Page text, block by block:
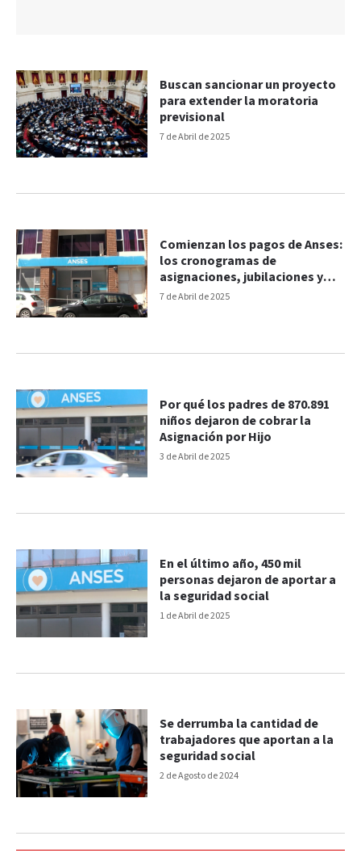
7 de Abril de 2025
Buscan sancionar un proyecto
para extender la moratoria
previsional
7 de Abril de 2025
Comienzan los pagos de Anses:
los cronogramas de
asignaciones, jubilaciones y
AUH
3 de Abril de 2025
Por qué los padres de 870.891
niños dejaron de cobrar la
Asignación por Hijo
1 de Abril de 2025
En el último año, 450 mil
personas dejaron de aportar a
la seguridad social
2 de Agosto de 2024
Se derrumba la cantidad de
trabajadores que aportan a la
seguridad social